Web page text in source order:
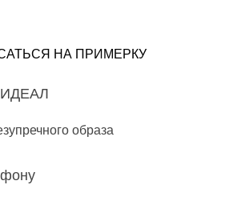
НА ПРИМЕРКУ
ИДЕАЛ
образа